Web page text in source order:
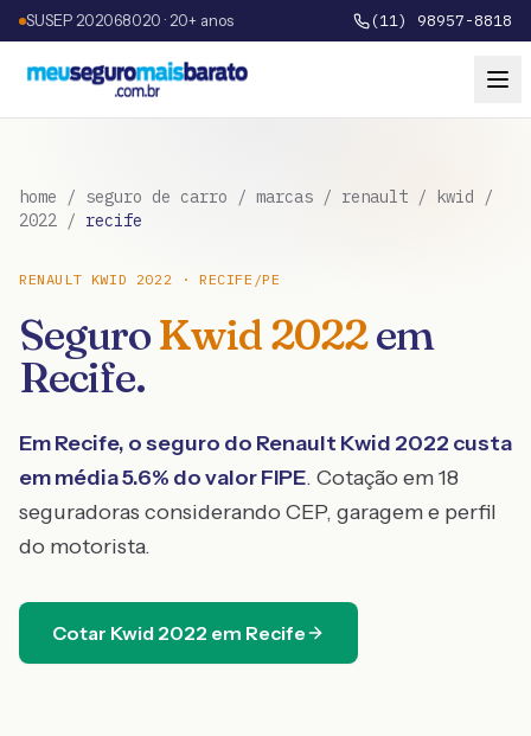
SUSEP 202068020 · 20+ anos (11) 98957-8818
home / seguro de carro / marcas / renault / kwid /
2022 / recife
RENAULT KWID 2022 ·RECIFE /PE
SeguroKwid2022em
Recife.
EmRecife, o seguro do Renault Kwid 2022 custa
em média5.6% do valor FIPE. Cotação em 18
seguradoras considerando CEP, garagem e perfil
do motorista.
Cotar Kwid 2022 em Recife